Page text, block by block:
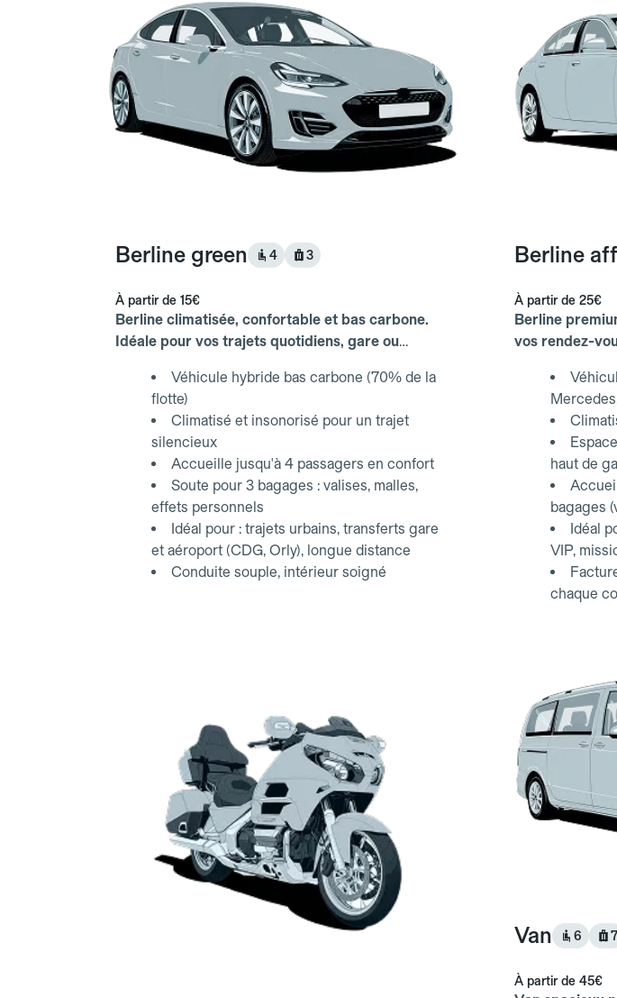
Berline green 4 3
À partir de 15€
Berline climatisée, confortable et bas carbone.
Idéale pour vos trajets quotidiens, gare ou
Véhicule hybride bas carbone (70% de la
flotte)
Climatisé et insonorisé pour un trajet
silencieux
Accueille jusqu'à 4 passagers en confort
Soute pour 3 bagages : valises, malles,
effets personnels
Idéal pour : trajets urbains, transferts gare
et aéroport (CDG, Orly), longue distance
Conduite souple, intérieur soigné
Berline
À partir de 25€
Berline
vos rendez-
haut de
bagages
Idéal
VIP,
chaque
Van 6 7
À partir de 45€